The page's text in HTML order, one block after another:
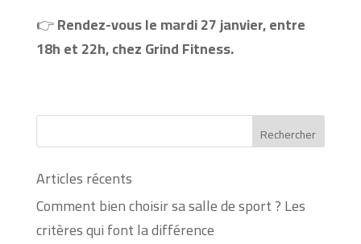
👉Rendez-vous le mardi 27 janvier, entre
18h et 22h, chez Grind Fitness.
Articles récents
Comment bien choisir sa salle de sport ? Les
critères qui font la différence